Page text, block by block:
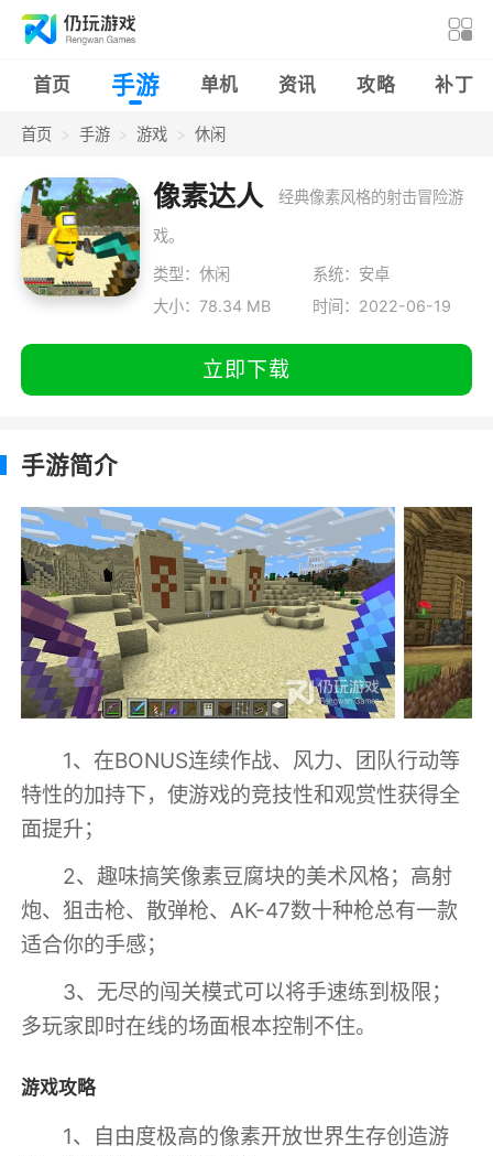
首页 手游 单机 资讯 攻略 补丁
首页 手游 游戏 休闲
像素达人 经典像素风格的射击冒险游
戏。
类型：休闲
系统：安卓
大小：78.34 MB
时间：2022-06-19
立即下载
手游简介
1、在BONUS连续作战、风力、团队行动等
特性的加持下，使游戏的竞技性和观赏性获得全
面提升；
2、趣味搞笑像素豆腐块的美术风格；高射
炮、狙击枪、散弹枪、AK-47数十种枪总有一款
适合你的手感；
3、无尽的闯关模式可以将手速练到极限；
多玩家即时在线的场面根本控制不住。
游戏攻略
1、自由度极高的像素开放世界生存创造游